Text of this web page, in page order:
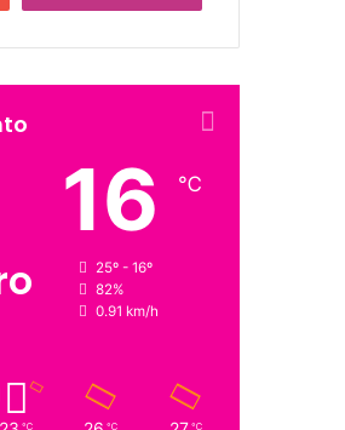
16 ℃
25º - 16º
82%
0.91 km/h
℃ ℃ ℃